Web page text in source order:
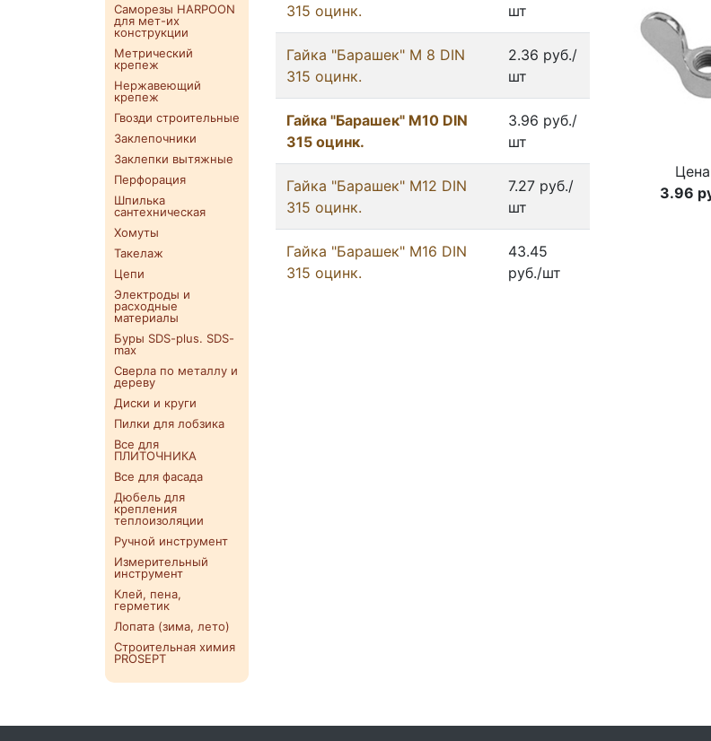
Саморезы HARPOON
для мет-их
конструкции
Метрический
крепеж
Нержавеющий
крепеж
Гвозди строительные
Заклепочники
Заклепки вытяжные
Перфорация
Шпилька
сантехническая
Хомуты
Такелаж
Цепи
Электроды и
расходные
материалы
Буры SDS-plus. SDS-
max
Сверла по металлу и
дереву
Диски и круги
Пилки для лобзика
Все для
ПЛИТОЧНИКА
Все для фасада
Дюбель для
крепления
теплоизоляции
Ручной инструмент
Измерительный
инструмент
Клей, пена,
герметик
Лопата (зима, лето)
Строительная химия
PROSEPT
315 оцинк.
шт
Гайка "Барашек" М 8 DIN
315 оцинк.
2.36 руб./
шт
Гайка "Барашек" М10 DIN
315 оцинк.
3.96 руб./
шт
Гайка "Барашек" М12 DIN
315 оцинк.
7.27 руб./
шт
Гайка "Барашек" М16 DIN
315 оцинк.
43.45
руб./шт
3.96